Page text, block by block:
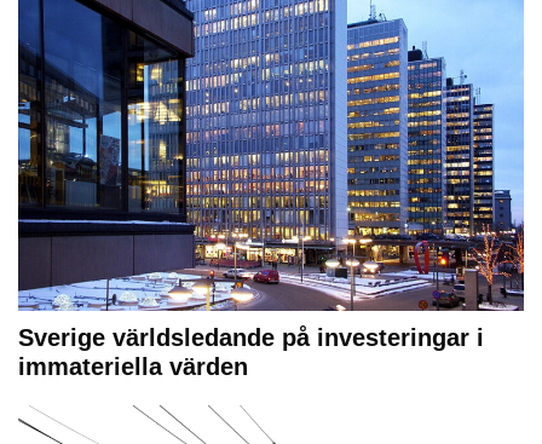
Sverige världsledande på investeringar i
immateriella värden